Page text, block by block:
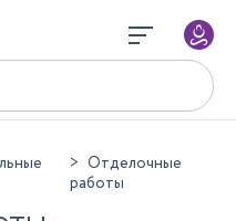
Отделочные
работы